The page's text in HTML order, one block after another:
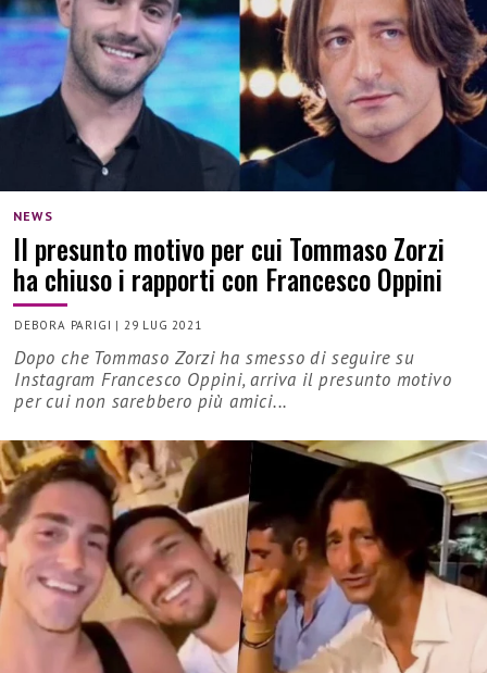
NEWS
Il presunto motivo per cui Tommaso Zorzi
ha chiuso i rapporti con Francesco Oppini
DEBORA PARIGI | 29 LUG 2021
Dopo che Tommaso Zorzi ha smesso di seguire su
Instagram Francesco Oppini, arriva il presunto motivo
per cui non sarebbero più amici...